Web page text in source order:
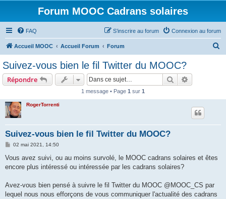
Forum MOOC Cadrans solaires
FAQ Connexion au forum
S’inscrire au forum
Accueil MOOC Accueil Forum Forum
Suivez-vous bien le fil Twitter du MOOC?
Répondre Rechercher
1 message • Page 1 sur 1
RogerTorrenti
Suivez-vous bien le fil Twitter du MOOC?
M
s
a
02 mai 2021, 14:50
Vous avez suivi, ou au moins survolé, le MOOC cadrans solaires et êtes
encore plus intéressé ou intéressée par les cadrans solaires?
Avez-vous bien pensé à suivre le fil Twitter du MOOC @MOOC_CS par
lequel nous nous efforçons de vous communiquer l'actualité des cadrans